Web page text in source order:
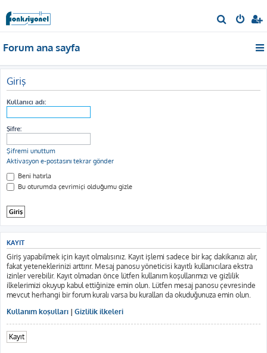
r
Forum ana sayfa
Giriş
Kullanıcı adı:
Şifre:
Şifremi unuttum
Aktivasyon e-postasını tekrar gönder
Beni hatırla
Bu oturumda çevrimiçi olduğumu gizle
KAYIT
Giriş yapabilmek için kayıt olmalısınız. Kayıt işlemi sadece bir kaç dakikanızı alır,
fakat yeteneklerinizi arttırır. Mesaj panosu yöneticisi kayıtlı kullanıcılara ekstra
izinler verebilir. Kayıt olmadan önce lütfen kullanım koşullarımızı ve gizlilik
ilkelerimizi okuyup kabul ettiğinize emin olun. Lütfen mesaj panosu çevresinde
mevcut herhangi bir forum kuralı varsa bu kuralları da okuduğunuza emin olun.
Kullanım koşulları | Gizlilik ilkeleri
Kayıt